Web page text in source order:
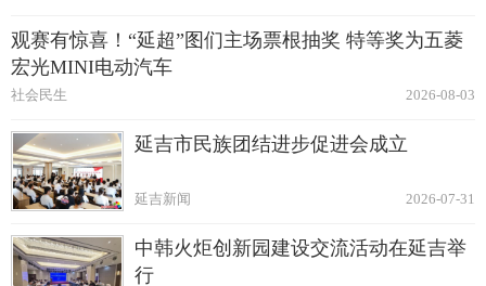
观赛有惊喜！“延超”图们主场票根抽奖 特等奖为五菱
宏光MINI电动汽车
2026-08-03
社会民生
延吉市民族团结进步促进会成立
2026-07-31
延吉新闻
中韩火炬创新园建设交流活动在延吉举
行